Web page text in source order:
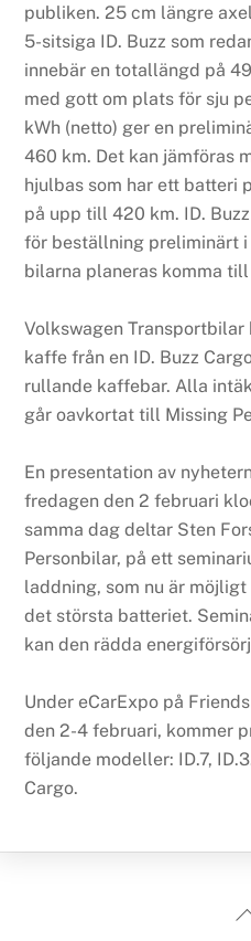
publiken. 25 cm längre
5-sitsiga ID. Buzz som
innebär en totallängd på
med gott om plats för sju
kWh (netto) ger en
460 km. Det kan jämföras
hjulbas som har ett batteri
på upp till 420 km. ID.
för beställning preliminärt i
bilarna planeras komma
Volkswagen
kaffe från en ID. Buzz
rullande kaffebar. Alla
går oavkortat till Missing
En presentation av
fredagen den 2 februari
samma dag deltar Sten
Personbilar, på ett
laddning, som nu är
det största batteriet.
kan den rädda
Under eCarExpo på
den 2-4 februari, kommer
följande modeller: ID.7,
Cargo.